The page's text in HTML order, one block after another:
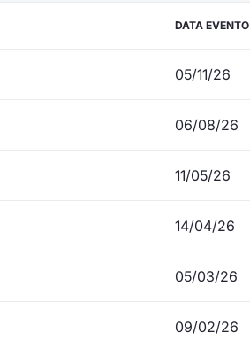
DATA EVENTO
05/11/26
06/08/26
11/05/26
14/04/26
05/03/26
09/02/26